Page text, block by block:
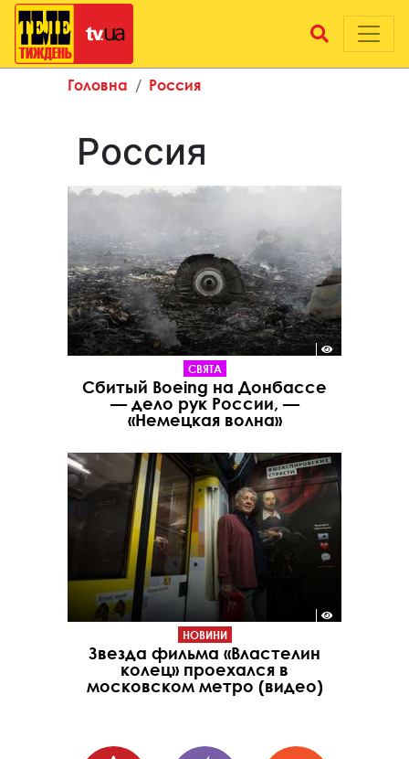
Головна Россия
Россия
СВЯТА
Сбитый Boeing на Донбассе
— дело рук России, —
«Немецкая волна»
НОВИНИ
Звезда фильма «Властелин
колец» проехался в
московском метро (видео)